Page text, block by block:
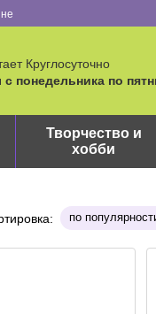
Круглосуточно
понедельника по
Творчество и
хобби
по